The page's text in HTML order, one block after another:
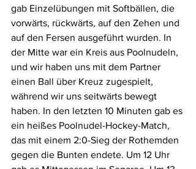
gab Einzelübungen mit Softbällen, die
vorwärts, rückwärts, auf den Zehen und
auf den Fersen ausgeführt wurden. In
der Mitte war ein Kreis aus Poolnudeln,
und wir haben uns mit dem Partner
einen Ball über Kreuz zugespielt,
während wir uns seitwärts bewegt
haben. In den letzten 10 Minuten gab es
ein heißes Poolnudel-Hockey-Match,
das mit einem 2:0-Sieg der Rothemden
gegen die Bunten endete. Um 12 Uhr